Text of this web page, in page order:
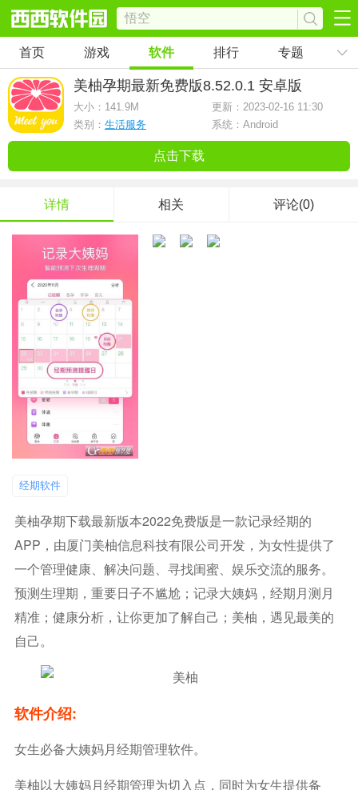
首页 游戏 软件 排行 专题
美柚孕期最新免费版8.52.0.1 安卓版
大小： 141.9M
更新：2023-02-16 11:30
类别： 生活服务 系统：Android
点击下载
详情 相关 评论(0)
经期软件
美柚孕期下载最新版本2022免费版是一款记录经期的
APP，由厦门美柚信息科技有限公司开发，为女性提供了
一个管理健康、解决问题、寻找闺蜜、娱乐交流的服务。
预测生理期，重要日子不尴尬；记录大姨妈，经期月测月
精准；健康分析，让你更加了解自己；美柚，遇见最美的
自己。
软件介绍:
女生必备大姨妈月经期管理软件。
美柚以大姨妈月经期管理为切入点，同时为女生提供备